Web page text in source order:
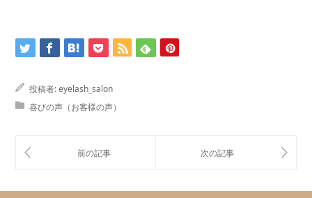
投稿者:eyelash_salon
喜びの声（お客様の声）